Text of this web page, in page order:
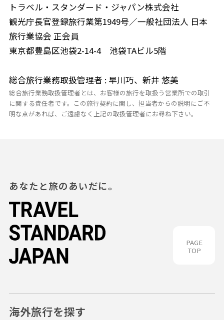
トラベル・スタンダード・ジャパン株式会社
観光庁長官登録旅行業第1949号／一般社団法人 日本
旅行業協会 正会員
東京都豊島区池袋2-14-4 池袋TAビル5階
総合旅行業務取扱管理者 : 早川巧、新井 悠美
総合旅行業務取扱管理者とは、お客様の旅行を取扱う営業所での取引
に関する責任者です。この旅行契約に関し、担当者からの説明にご不
明な点があれば、ご遠慮なく上記の取扱管理者にお尋ね下さい。
PAGE
TOP
あなたと旅のあいだに。
海外旅行を探す